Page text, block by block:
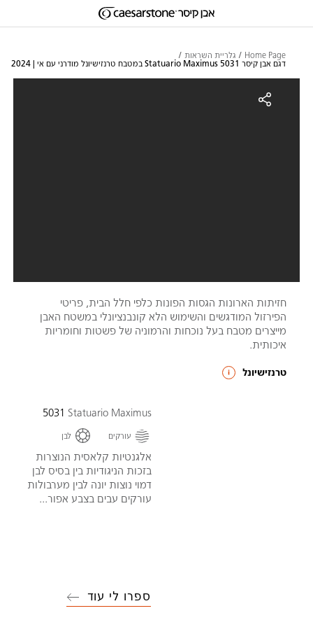
Home Page
גלריית השראות
דגם אבן קיסר 5031 Statuario Maximus במטבח טרנזישיונל מודרני עם אי | 2024
דגם אבן קיסר 5031 Statuario Maximus במטבח טרנזישיונל מודרני עם אי | 2024
חזיתות הארונות הגסות הפונות כלפי חלל הבית, פריטי
הפירזול המודגשים והשימוש הלא קונבנציונלי במשטח האבן
מייצרים מטבח בעל נוכחות והרמוניה של פשטות וחומריות
איכותית.
טרנזישיונל
5031 Statuario Maximus
עורקים לבן
אלגנטיות קלאסית הנוצרות
בזכות הניגודיות בין בסיס לבן
דמוי נוצות יונה לבין מערבולות
עורקים עבים בצבע אפור...
ספרו לי עוד